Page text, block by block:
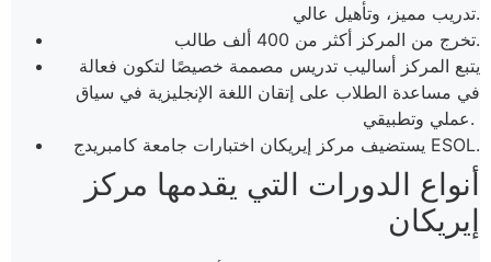
تدريب مميز، وتأهيل عالي.
تخرج من المركز أكثر من 400 ألف طالب.
يتبع المركز أساليب تدريس مصممة خصيصًا لتكون فعالة
في مساعدة الطلاب على إتقان اللغة الإنجليزية في سياق
عملي وتطبيقي.
يستضيف مركز إيريكان اختبارات جامعة كامبريدج ESOL.
أنواع الدورات التي يقدمها مركز
إيريكان